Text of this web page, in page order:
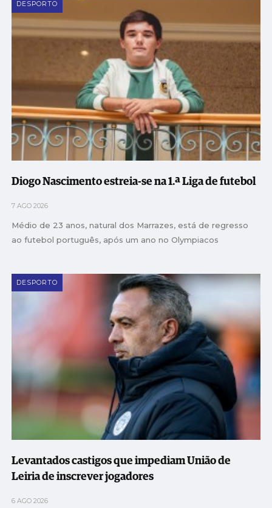
DESPORTO
Diogo Nascimento estreia-se na 1.ª Liga de futebol
7 AGO 2026
Médio de 23 anos, natural dos Marrazes, está de regresso
ao futebol português, após um ano no Olympiacos
DESPORTO
Levantados castigos que impediam União de
Leiria de inscrever jogadores
6 AGO 2026